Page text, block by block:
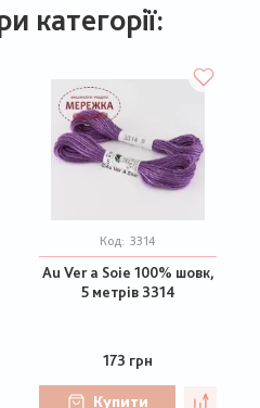
категорії:
Код: 3314
Au Ver a Soie 100% шовк,
5 метрів 3314
173 грн
Купити